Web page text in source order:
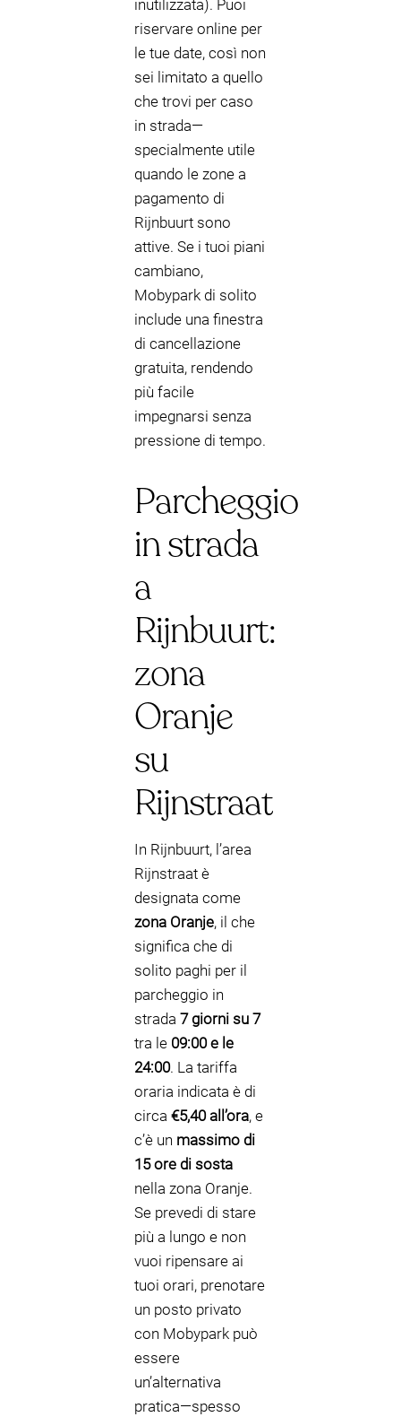
inutilizzata). Puoi
riservare online per
le tue date, così non
sei limitato a quello
che trovi per caso
in strada—
specialmente utile
quando le zone a
pagamento di
Rijnbuurt sono
attive. Se i tuoi piani
cambiano,
Mobypark di solito
include una finestra
di cancellazione
gratuita, rendendo
più facile
impegnarsi senza
pressione di tempo.
Parcheggio
in strada
a
Rijnbuurt:
zona
Oranje
su
Rijnstraat
In Rijnbuurt, l’area
Rijnstraat è
designata come
zona Oranje, il che
significa che di
solito paghi per il
parcheggio in
strada 7 giorni su 7
tra le 09:00 e le
24:00. La tariffa
oraria indicata è di
circa €5,40 all’ora, e
c’è un massimo di
15 ore di sosta
nella zona Oranje.
Se prevedi di stare
più a lungo e non
vuoi ripensare ai
tuoi orari, prenotare
un posto privato
con Mobypark può
essere
un’alternativa
pratica—spesso